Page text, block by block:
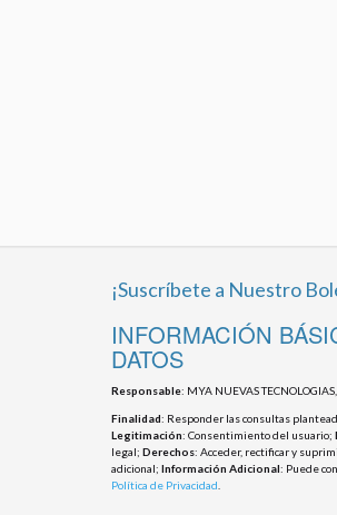
¡Suscríbete a Nuestro
INFORMACIÓN
DATOS
Responsable: MYA NUEVAS TECNOLOGIAS,
Finalidad: Responder las consultas
Legitimación: Consentimiento del usuario;
legal; Derechos: Acceder, rectificar y
adicional; Información Adicional: Puede
Política de Privacidad